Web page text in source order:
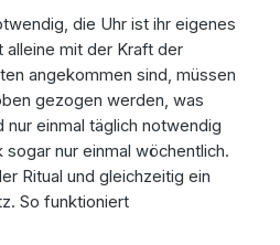
die Uhr ist ihr eigenes
mit der Kraft der
angekommen sind, müssen
gezogen werden, was
einmal täglich notwendig
nur einmal wöchentlich.
Ritual und gleichzeitig ein
So funktioniert